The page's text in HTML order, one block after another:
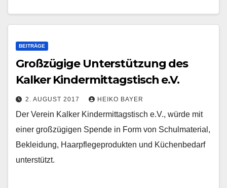
BEITRÄGE
Großzügige Unterstützung des
Kalker Kindermittagstisch e.V.
2. AUGUST 2017 HEIKO BAYER
Der Verein Kalker Kindermittagstisch e.V., würde mit
einer großzügigen Spende in Form von Schulmaterial,
Bekleidung, Haarpflegeprodukten und Küchenbedarf
unterstützt.